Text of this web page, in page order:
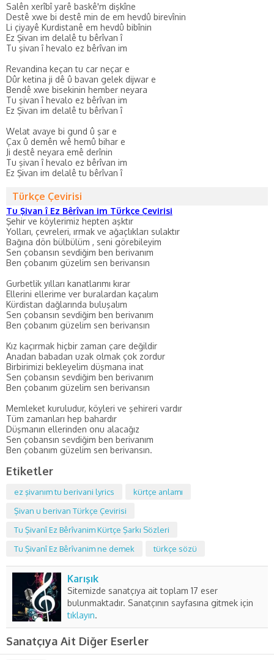
Salên xerîbî yarê baskê'm dişkîne
Destê xwe bi destê min de em hevdû birevînin
Li çiyayê Kurdistanê em hevdû bibînin
Ez Şivan im delalê tu bêrîvan î
Tu şivan î hevalo ez bêrîvan im
Revandina keçan tu car neçar e
Dûr ketina ji dê û bavan gelek dijwar e
Bendê xwe bisekinin hember neyara
Tu şivan î hevalo ez bêrîvan im
Ez Şivan im delalê tu bêrîvan î
Welat avaye bi gund û şar e
Çax û demên wê hemû bihar e
Ji destê neyara emê derînin
Tu şivan î hevalo ez bêrîvan im
Ez Şivan im delalê tu bêrîvan î
Türkçe Çevirisi
Tu Şivan î Ez Bêrîvan im Türkçe Çevirisi
Şehir ve köylerimiz hepten aşktır
Yolları, çevreleri, ırmak ve ağaçlıkları sulaktır
Bağına dön bülbülüm , seni görebileyim
Sen çobansın sevdiğim ben berivanım
Ben çobanım güzelim sen berivansın
Gurbetlik yılları kanatlarımı kırar
Ellerini ellerime ver buralardan kaçalım
Kürdistan dağlarında buluşalım
Sen çobansın sevdiğim ben berivanım
Ben çobanım güzelim sen berivansın
Kız kaçırmak hiçbir zaman çare değildir
Anadan babadan uzak olmak çok zordur
Birbirimizi bekleyelim düşmana inat
Sen çobansın sevdiğim ben berivanım
Ben çobanım güzelim sen berivansın
Memleket kuruludur, köyleri ve şehireri vardır
Tüm zamanları hep bahardır
Düşmanın ellerinden onu alacağız
Sen çobansın sevdiğim ben berivanım
Ben çobanım güzelim sen berivansın.
Etiketler
ez şivanım tu berivani lyrics
kürtçe anlamı
Şivan u berivan Türkçe Çevirisi
Tu Şivanî Ez Bêrîvanim Kürtçe Şarkı Sözleri
Tu Şivanî Ez Bêrîvanim ne demek
türkçe sözü
Karışık
Sitemizde sanatçıya ait toplam 17 eser
bulunmaktadır. Sanatçının sayfasına gitmek için
tıklayın.
Sanatçıya Ait Diğer Eserler